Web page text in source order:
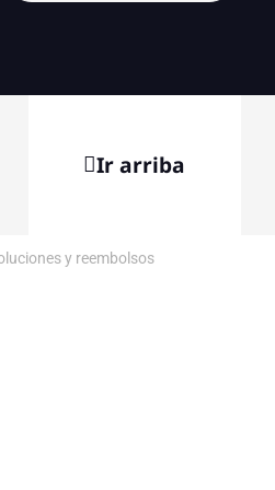
Ir arriba
y reembolsos